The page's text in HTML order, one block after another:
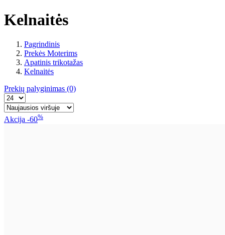
Kelnaitės
Pagrindinis
Prekės Moterims
Apatinis trikotažas
Kelnaitės
Prekių palyginimas (0)
Akcija -60%